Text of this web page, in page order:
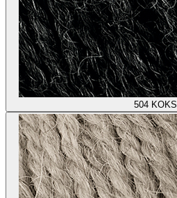
504 KOKS